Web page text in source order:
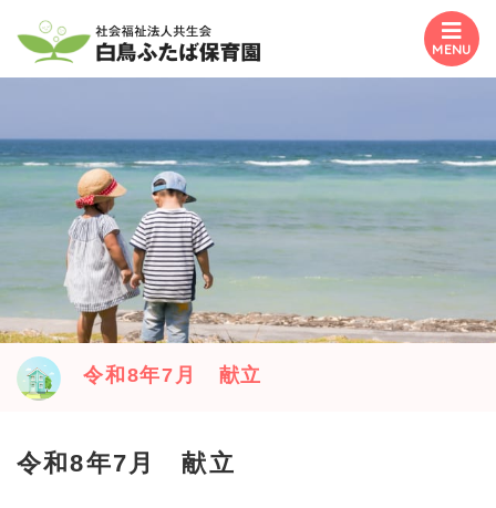
MENU
令和8年7月 献立
令和8年7月 献立